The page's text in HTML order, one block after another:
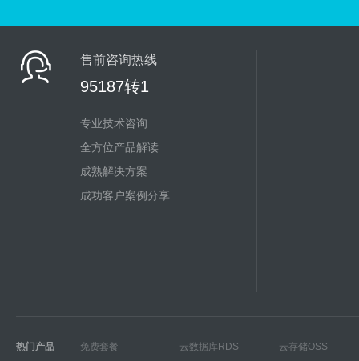
售前咨询热线
95187转1
专业技术咨询
全方位产品解读
成熟解决方案
成功客户案例分享
热门产品 免费套餐 云数据库RDS
云存储OSS